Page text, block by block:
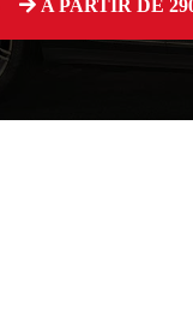
A PARTIR DE